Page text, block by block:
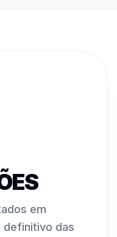
em
definitivo das